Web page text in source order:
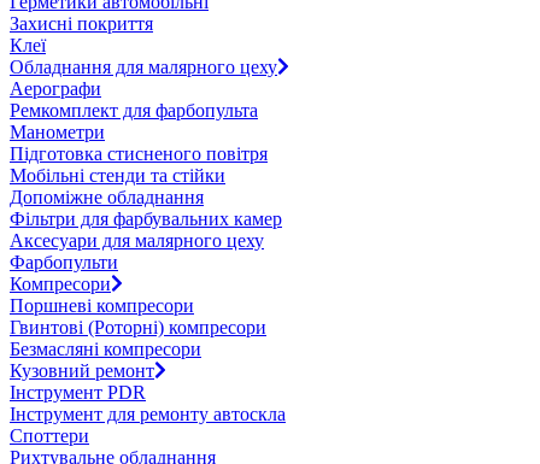
Захисні покриття
Клеї
Обладнання для малярного цеху
Аерографи
Ремкомплект для фарбопульта
Манометри
Підготовка стисненого повітря
Мобільні стенди та стійки
Допоміжне обладнання
Фільтри для фарбувальних камер
Аксесуари для малярного цеху
Фарбопульти
Компресори
Поршневі компресори
Гвинтові (Роторні) компресори
Безмасляні компресори
Кузовний ремонт
Інструмент PDR
Інструмент для ремонту автоскла
Споттери
Рихтувальне обладнання